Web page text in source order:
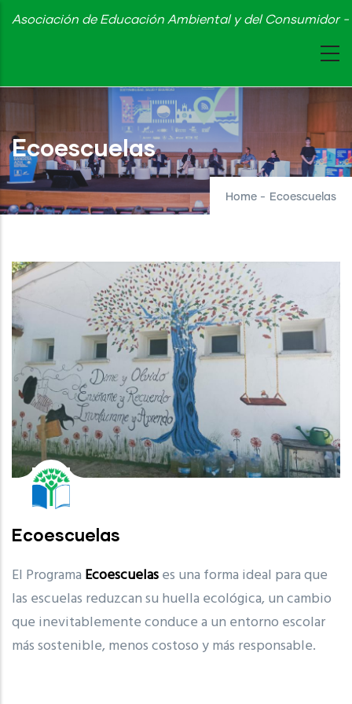
Skip
content
Asociación de Educación Ambiental y del Consumidor
Ecoescuelas
Home - Ecoescuelas
Ecoescuelas
El Programa Ecoescuelases una forma ideal para que
las escuelas reduzcan su huella ecológica, un cambio
que inevitablemente conduce a un entorno escolar
más sostenible, menos costoso y más responsable.